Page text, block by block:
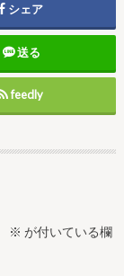
シェア
送る
feedly
※ が付いている欄